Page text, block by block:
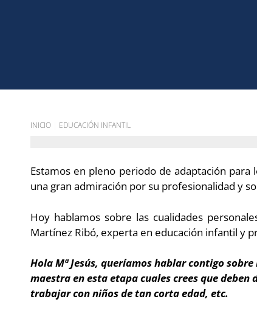
INICIO EDUCACIÓN INFANTIL
Estamos en pleno periodo de adaptación
una gran admiración por su profesionalidad y
Hoy hablamos sobre las cualidades
Martínez Ribó, experta en educación infantil y
Hola Mª Jesús, queríamos hablar contigo
maestra en esta etapa cuales crees que
trabajar con niños de tan corta edad, etc.